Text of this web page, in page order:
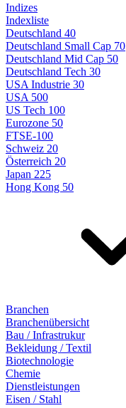
Indizes
Indexliste
Deutschland 40
Deutschland Small Cap 70
Deutschland Mid Cap 50
Deutschland Tech 30
USA Industrie 30
USA 500
US Tech 100
Eurozone 50
FTSE-100
Schweiz 20
Österreich 20
Japan 225
Hong Kong 50
Branchen
Branchenübersicht
Bau / Infrastrukur
Bekleidung / Textil
Biotechnologie
Chemie
Dienstleistungen
Eisen / Stahl